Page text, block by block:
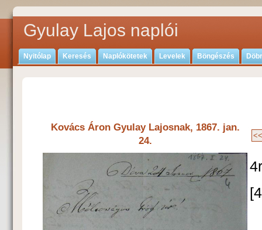
Gyulay Lajos naplói
Nyitólap Keresés Naplókötetek Levelek Böngészés
Kovács Áron Gyulay Lajosnak, 1867. jan.
24.
4r